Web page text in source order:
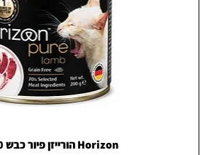
Horizon הורייזן פיור כבש 200 גרם